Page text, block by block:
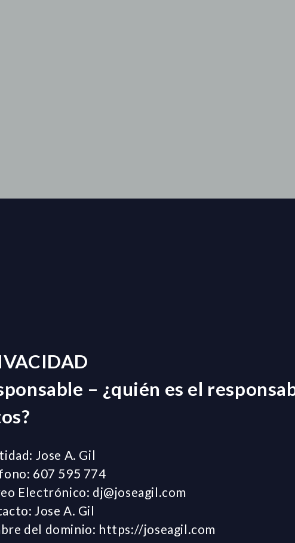
– ¿quién es el
Jose A. Gil
607 595 774
Electrónico: dj@joseagil.com
Jose A. Gil
del dominio: https://joseagil.com